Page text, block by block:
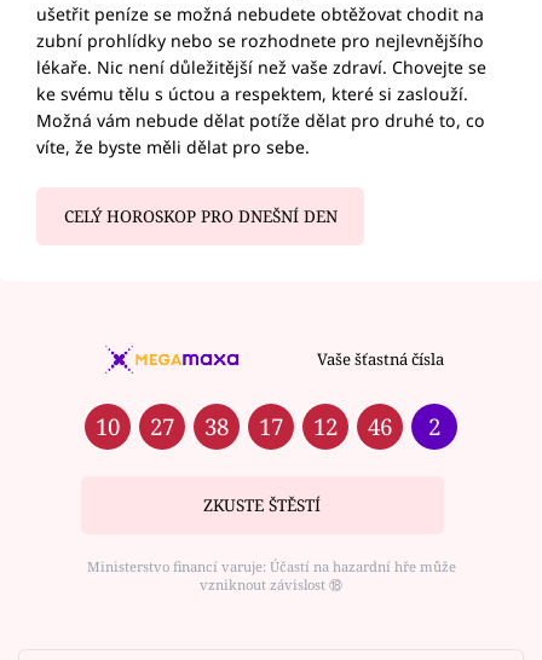
ušetřit peníze se možná nebudete obtěžovat chodit na
zubní prohlídky nebo se rozhodnete pro nejlevnějšího
lékaře. Nic není důležitější než vaše zdraví. Chovejte se
ke svému tělu s úctou a respektem, které si zaslouží.
Možná vám nebude dělat potíže dělat pro druhé to, co
víte, že byste měli dělat pro sebe.
CELÝ HOROSKOP PRO DNEŠNÍ DEN
Vaše šťastná čísla
10 27 38 17 12 46 2
ZKUSTE ŠTĚSTÍ
Ministerstvo financí varuje: Účastí na hazardní hře může
vzniknout závislost ⑱